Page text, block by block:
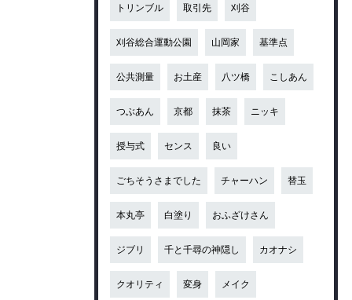
トリンブル 取引先 刈谷
刈谷総合運動公園 山岡家 基準点
公共測量 お土産 八ツ橋 こしあん
つぶあん 京都 抹茶 ニッキ
授与式 センス 良い
ごちそうさまでした チャーハン 替玉
本丸亭 白塗り おふざけさん
ジブリ 千と千尋の神隠し カオナシ
クオリティ 変身 メイク